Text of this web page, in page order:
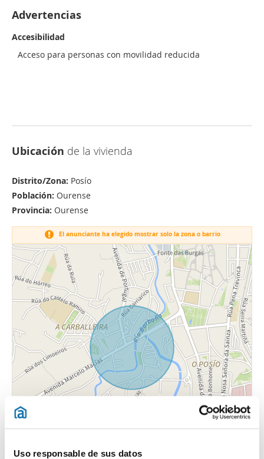
Uso responsable de sus datos
Advertencias
Accesibilidad
Acceso para personas con movilidad reducida
Ubicación de la vivienda
Distrito/Zona: Posío
Población: Ourense
Provincia: Ourense
El anunciante ha elegido mostrar solo la zona o barrio